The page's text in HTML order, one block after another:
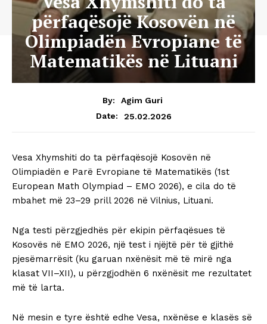
përfaqësojë Kosovën në
Olimpiadën Evropiane të
Matematikës në Lituani
By:
Agim Guri
Date:
25.02.2026
Vesa Xhymshiti do ta përfaqësojë Kosovën në
Olimpiadën e Parë Evropiane të Matematikës (1st
European Math Olympiad – EMO 2026), e cila do të
mbahet më 23–29 prill 2026 në Vilnius, Lituani.
Nga testi përzgjedhës për ekipin përfaqësues të
Kosovës në EMO 2026, një test i njëjtë për të gjithë
pjesëmarrësit (ku garuan nxënësit më të mirë nga
klasat VII–XII), u përzgjodhën 6 nxënësit me rezultatet
më të larta.
Në mesin e tyre është edhe Vesa, nxënëse e klasës së